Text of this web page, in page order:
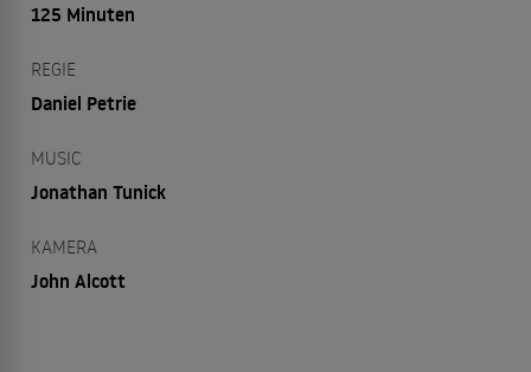
125 Minuten
REGIE
Daniel Petrie
MUSIC
Jonathan Tunick
KAMERA
John Alcott